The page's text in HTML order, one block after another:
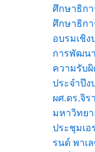
ศึกษาธิก
ศึกษาธิกา
อบรมเชิ
การพัฒน
ความรับ
ประจำปีง
ผศ.ดร.จิร
มหาวิทย
ประชุมเ
รนด์ พาเ